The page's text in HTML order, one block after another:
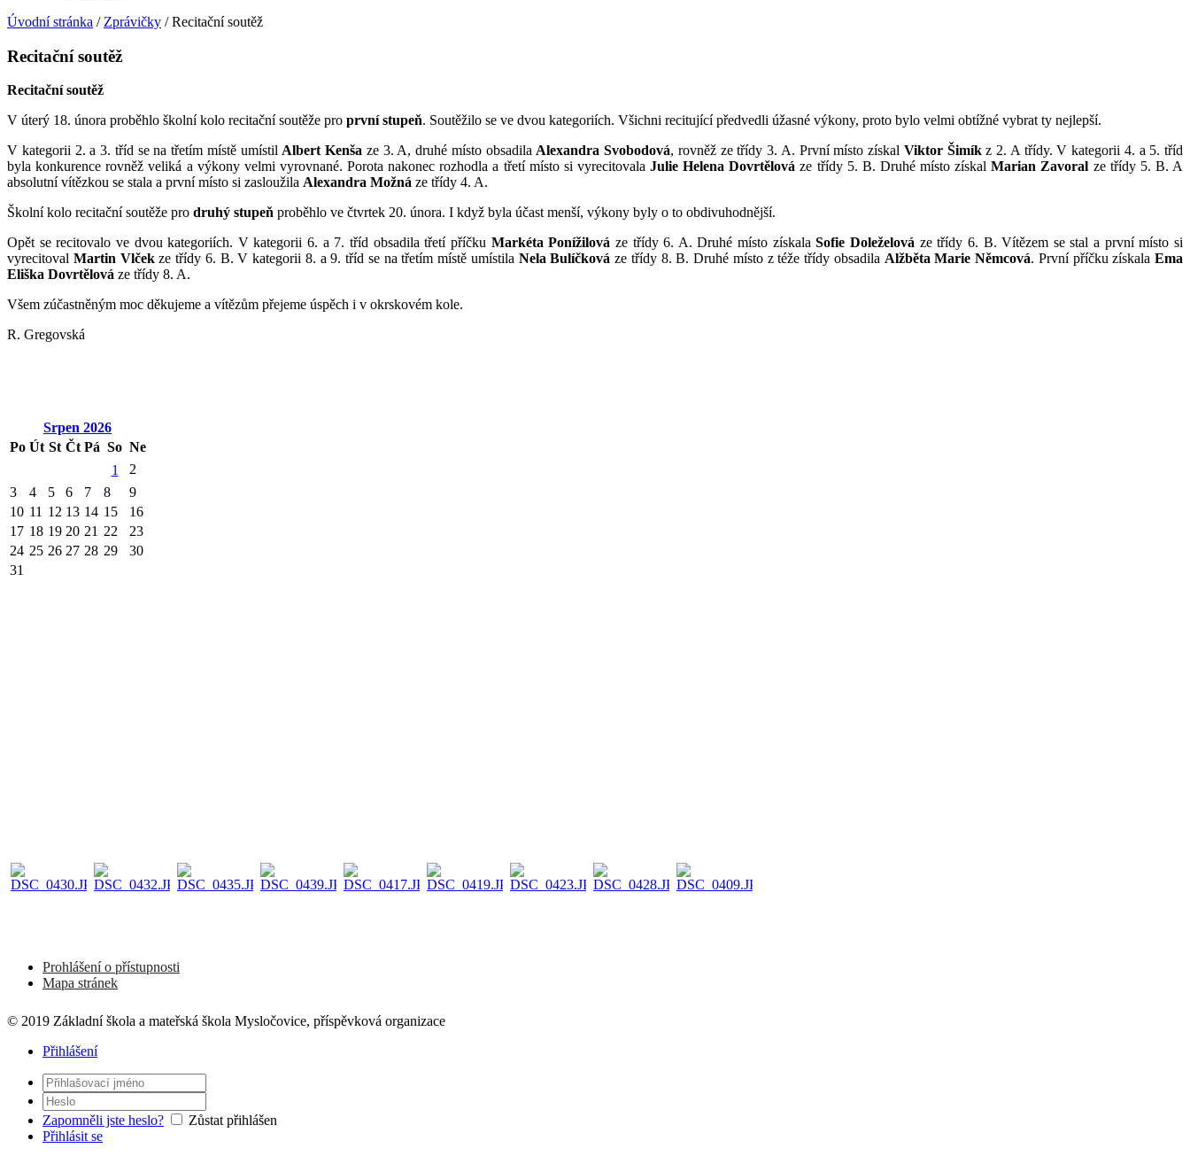
Úvodní stránka / Zprávičky /Recitační soutěž
Recitační soutěž
Recitační soutěž
V úterý 18. února proběhlo školní kolo recitační soutěže pro první stupeň. Soutěžilo se ve dvou kategoriích. Všichni recitující předvedli úžasné výkony, proto bylo velmi obtížné vybrat ty nejlepší.
V kategorii 2. a 3. tříd se na třetím místě umístilAlbert Kenša ze 3. A, druhé místo obsadilaAlexandra Svobodová, rovněž ze třídy 3. A. První místo získal Viktor Šimíkz 2. A třídy. V kategorii 4. a 5. tříd
byla konkurence rovněž veliká a výkony velmi vyrovnané. Porota nakonec rozhodla a třetí místo si vyrecitovala Julie Helena Dovrtělová ze třídy 5. B. Druhé místo získalMarian Zavoral ze třídy 5. B. A
absolutní vítězkou se stala a první místo si zasloužila Alexandra Možná ze třídy 4. A.
Školní kolo recitační soutěže pro druhý stupeň proběhlo ve čtvrtek 20. února. I když byla účast menší, výkony byly o to obdivuhodnější.
Opět se recitovalo ve dvou kategoriích. V kategorii 6. a 7. tříd obsadila třetí příčku Markéta Ponížilová ze třídy 6. A. Druhé místo získalaSofie Doleželová ze třídy 6. B. Vítězem se stal a první místo si
vyrecitoval Martin Vlčekze třídy 6. B. V kategorii 8. a 9. tříd se na třetím místě umístila Nela Bulíčková ze třídy 8. B. Druhé místo z téže třídy obsadila Alžběta Marie Němcová. První příčku získala Ema
Eliška Dovrtělová ze třídy 8. A.
Všem zúčastněným moc děkujeme a vítězům přejeme úspěch i v okrskovém kole.
R. Gregovská
Srpen 2026
Po Út St Čt Pá So Ne
1
2
3
4 5 6 7 8
9
10 11 12 13 14 15
16
17 18 19 20 21 22
23
24 25 26 27 28 29
30
31
Prohlášení o přístupnosti
Mapa stránek
© 2019 Základní škola a mateřská škola Mysločovice, příspěvková organizace
Přihlášení
Zapomněli jste heslo?
Zůstat přihlášen
Přihlásit se